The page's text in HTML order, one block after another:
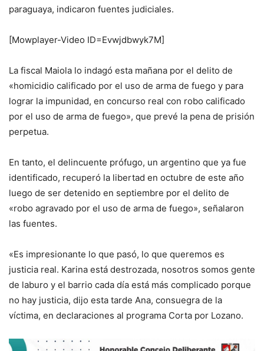
paraguaya, indicaron fuentes judiciales.
[Mowplayer-Video ID=Evwjdbwyk7M]
La fiscal Maiola lo indagó esta mañana por el delito de
«homicidio calificado por el uso de arma de fuego y para
lograr la impunidad, en concurso real con robo calificado
por el uso de arma de fuego», que prevé la pena de prisión
perpetua.
En tanto, el delincuente prófugo, un argentino que ya fue
identificado, recuperó la libertad en octubre de este año
luego de ser detenido en septiembre por el delito de
«robo agravado por el uso de arma de fuego», señalaron
las fuentes.
«Es impresionante lo que pasó, lo que queremos es
justicia real. Karina está destrozada, nosotros somos gente
de laburo y el barrio cada día está más complicado porque
no hay justicia, dijo esta tarde Ana, consuegra de la
víctima, en declaraciones al programa Corta por Lozano.